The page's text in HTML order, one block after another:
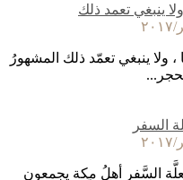
ينبغي تعمد ذلك
ينبغي تعمّد ذلك المشهورُ
السفر
السَّفر أهلُ مكة يجمعون